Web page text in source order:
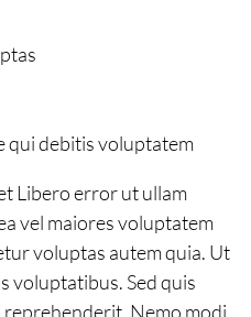
qui debitis voluptatem
Libero error ut ullam
vel maiores voluptatem
voluptas autem quia. Ut
voluptatibus. Sed quis
Nemo modi